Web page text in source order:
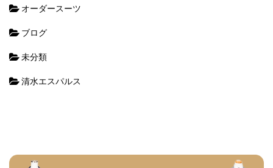
オーダースーツ
ブログ
未分類
清水エスパルス